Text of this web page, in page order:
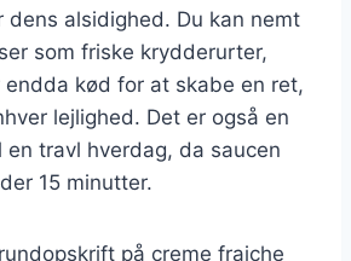
dens alsidighed. Du kan nemt
som friske krydderurter,
endda kød for at skabe en ret,
lejlighed. Det er også en
en travl hverdag, da saucen
15 minutter.
på creme fraiche